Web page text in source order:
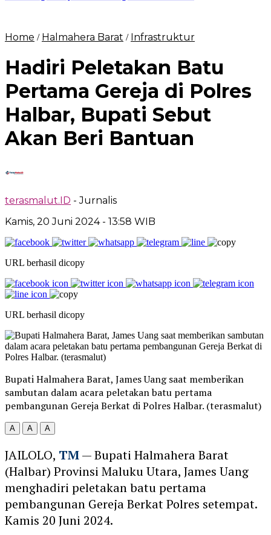
Home / Halmahera Barat / Infrastruktur
Hadiri Peletakan Batu
Pertama Gereja di Polres
Halbar, Bupati Sebut
Akan Beri Bantuan
terasmalut.ID - Jurnalis
Kamis, 20 Juni 2024 - 13:58 WIB
URL berhasil dicopy
URL berhasil dicopy
Bupati Halmahera Barat, James Uang saat memberikan
sambutan dalam acara peletakan batu pertama
pembangunan Gereja Berkat di Polres Halbar. (terasmalut)
A A A
JAILOLO, TM— Bupati Halmahera Barat
(Halbar) Provinsi Maluku Utara, James Uang
menghadiri peletakan batu pertama
pembangunan Gereja Berkat Polres setempat.
Kamis 20 Juni 2024.